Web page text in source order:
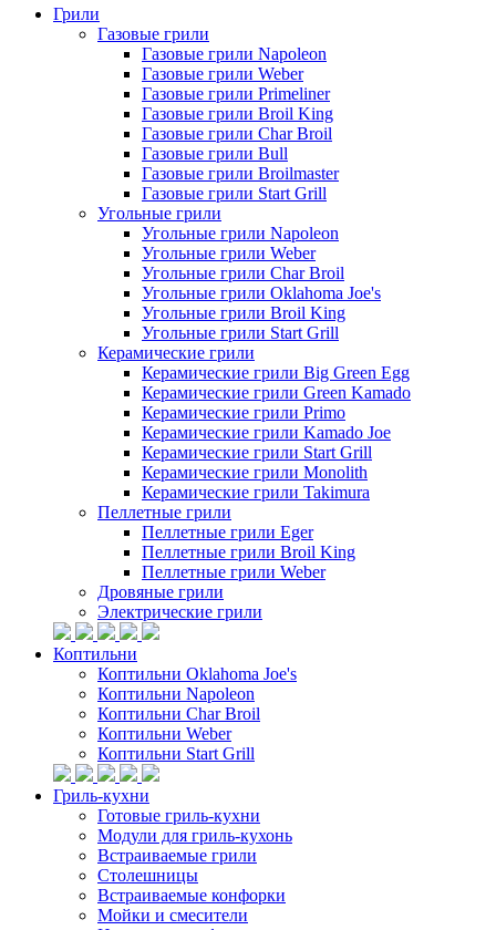
Грили
Газовые грили
Газовые грили Napoleon
Газовые грили Weber
Газовые грили Primeliner
Газовые грили Broil King
Газовые грили Char Broil
Газовые грили Bull
Газовые грили Broilmaster
Газовые грили Start Grill
Угольные грили
Угольные грили Napoleon
Угольные грили Weber
Угольные грили Char Broil
Угольные грили Oklahoma Joe's
Угольные грили Broil King
Угольные грили Start Grill
Керамические грили
Керамические грили Big Green Egg
Керамические грили Green Kamado
Керамические грили Primo
Керамические грили Kamado Joe
Керамические грили Start Grill
Керамические грили Monolith
Керамические грили Takimura
Пеллетные грили
Пеллетные грили Eger
Пеллетные грили Broil King
Пеллетные грили Weber
Дровяные грили
Электрические грили
Коптильни
Коптильни Oklahoma Joe's
Коптильни Napoleon
Коптильни Char Broil
Коптильни Weber
Коптильни Start Grill
Гриль-кухни
Готовые гриль-кухни
Модули для гриль-кухонь
Встраиваемые грили
Столешницы
Встраиваемые конфорки
Мойки и смесители